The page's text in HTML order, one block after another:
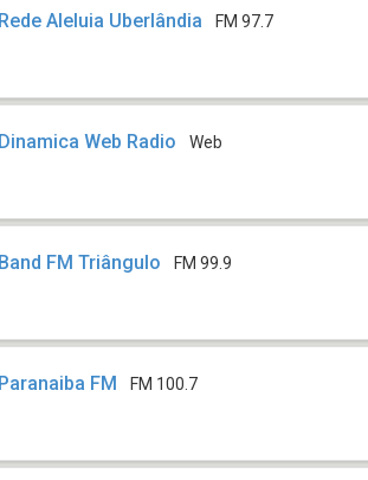
Rede Aleluia Uberlândia FM 97.7
Dinamica Web Radio Web
Band FM Triângulo FM 99.9
Paranaiba FM FM 100.7